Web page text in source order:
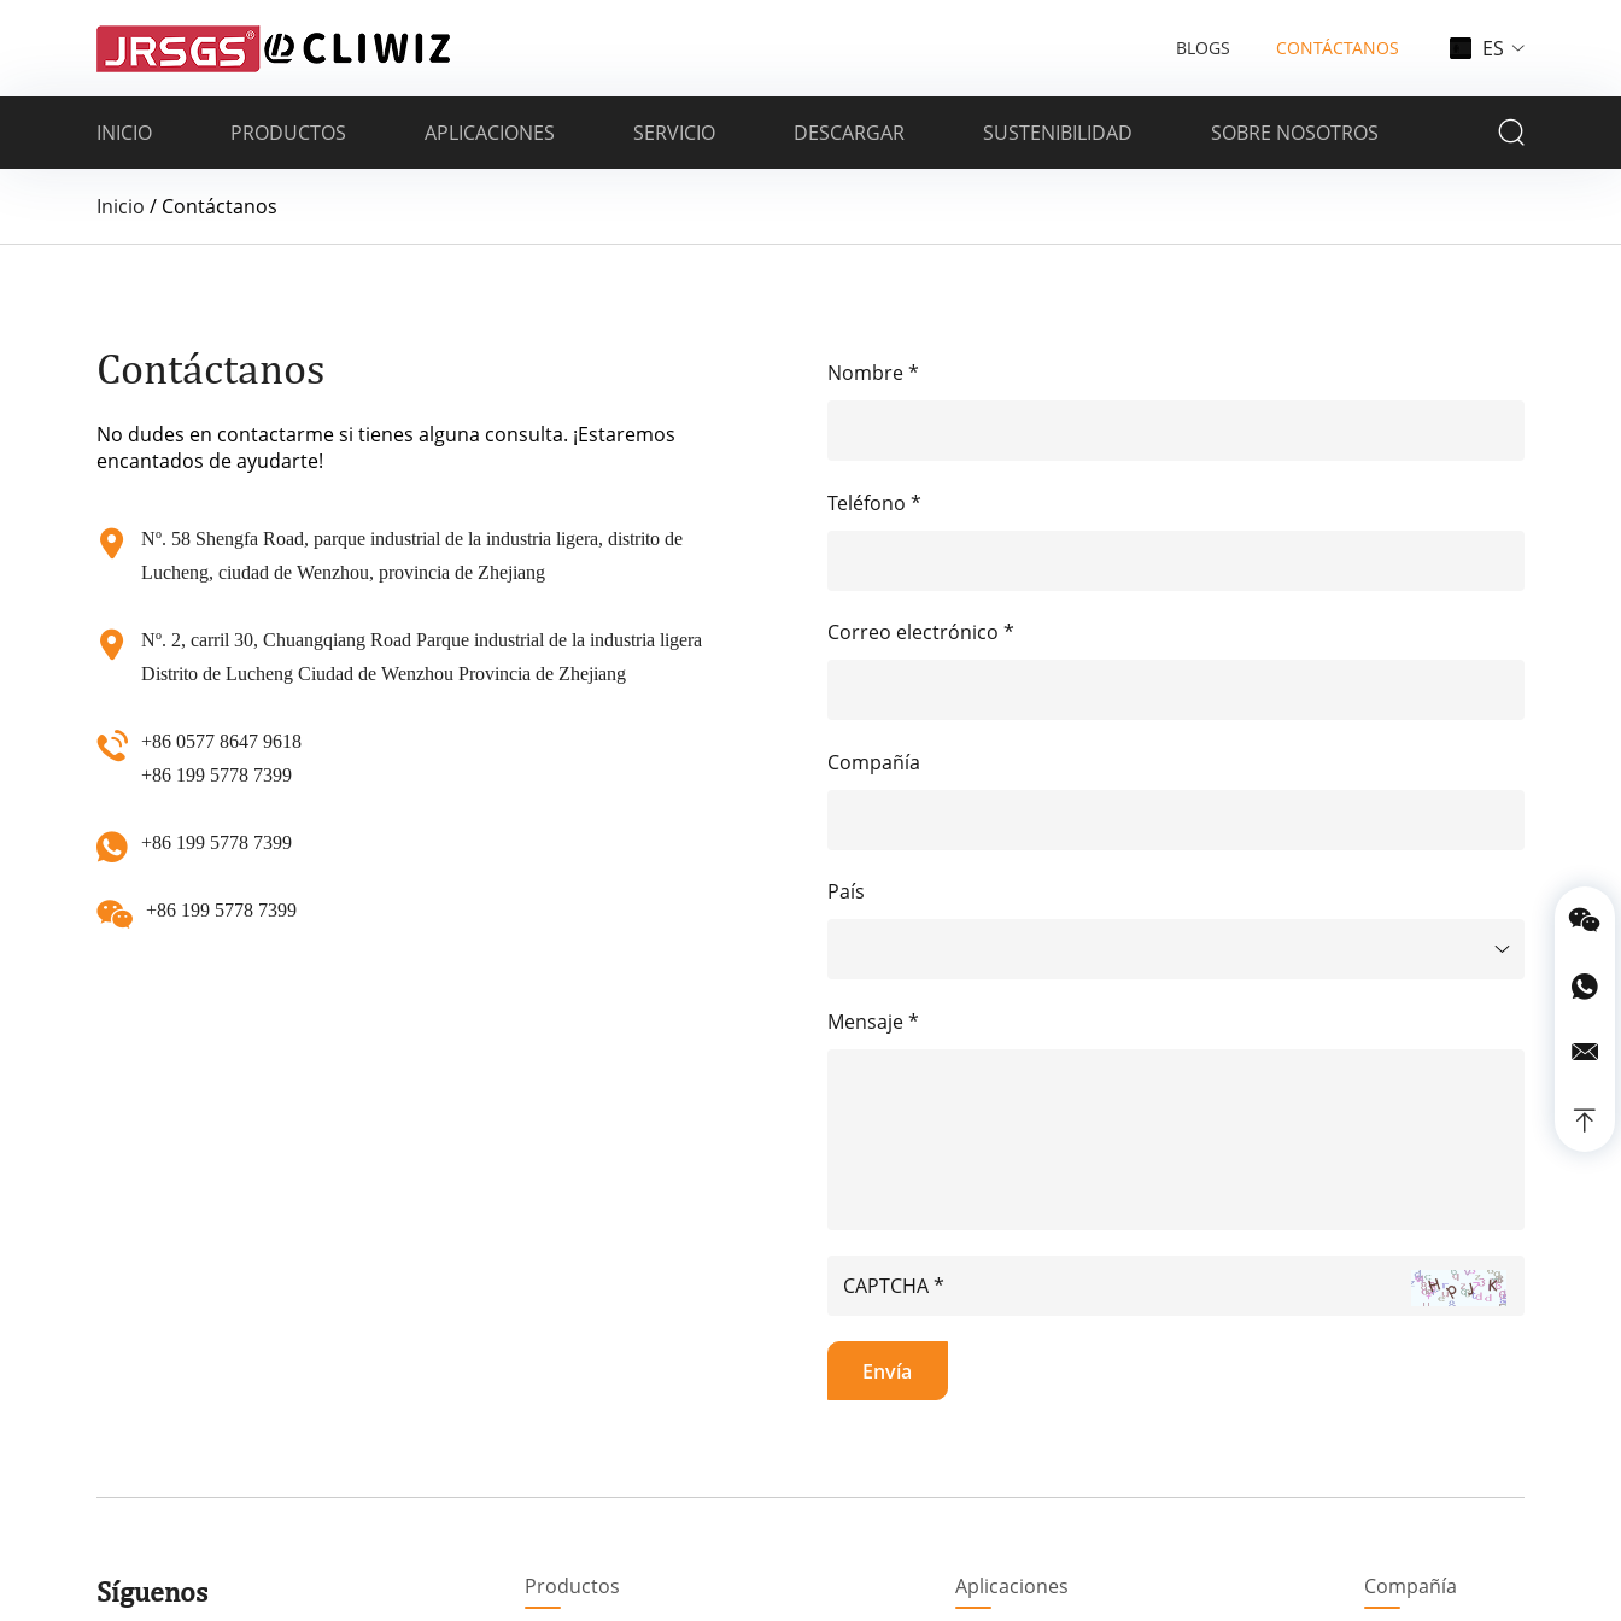
BLOGS CONTÁCTANOS ES
INICIO PRODUCTOS APLICACIONES SERVICIO DESCARGAR SUSTENIBILIDAD SOBRE NOSOTROS
Inicio / Contáctanos
Contáctanos
No dudes en contactarme si tienes alguna consulta. ¡Estaremos
encantados de ayudarte!
Nº. 58 Shengfa Road, parque industrial de la industria ligera, distrito de
Lucheng, ciudad de Wenzhou, provincia de Zhejiang
Nº. 2, carril 30, Chuangqiang Road Parque industrial de la industria ligera
Distrito de Lucheng Ciudad de Wenzhou Provincia de Zhejiang
+86 0577 8647 9618
+86 199 5778 7399
+86 199 5778 7399
+86 199 5778 7399
Nombre *
Teléfono *
Correo electrónico *
Compañía
País
Mensaje *
Síguenos Productos Aplicaciones Compañía